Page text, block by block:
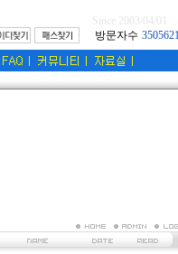
Since 2003/04/01